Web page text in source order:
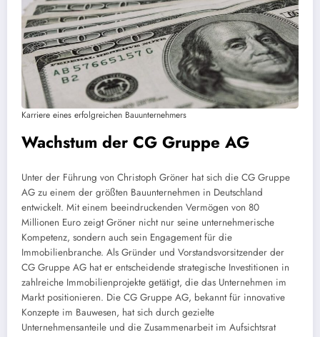
Karriere eines erfolgreichen Bauunternehmers
Wachstum der CG Gruppe AG
Unter der Führung von Christoph Gröner hat sich die CG Gruppe
AG zu einem der größten Bauunternehmen in Deutschland
entwickelt. Mit einem beeindruckenden Vermögen von 80
Millionen Euro zeigt Gröner nicht nur seine unternehmerische
Kompetenz, sondern auch sein Engagement für die
Immobilienbranche. Als Gründer und Vorstandsvorsitzender der
CG Gruppe AG hat er entscheidende strategische Investitionen in
zahlreiche Immobilienprojekte getätigt, die das Unternehmen im
Markt positionieren. Die CG Gruppe AG, bekannt für innovative
Konzepte im Bauwesen, hat sich durch gezielte
Unternehmensanteile und die Zusammenarbeit im Aufsichtsrat